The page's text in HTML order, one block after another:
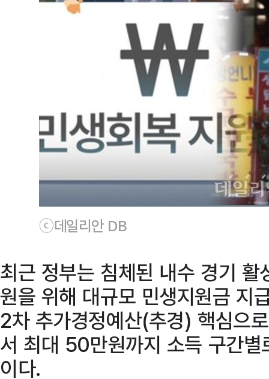
ⓒ데일리안 DB
최근 정부는 침체된 내수 경기 활
원을 위해 대규모 민생지원금
2차 추가경정예산(추경) 핵심으
서 최대 50만원까지 소득 구간
이다.